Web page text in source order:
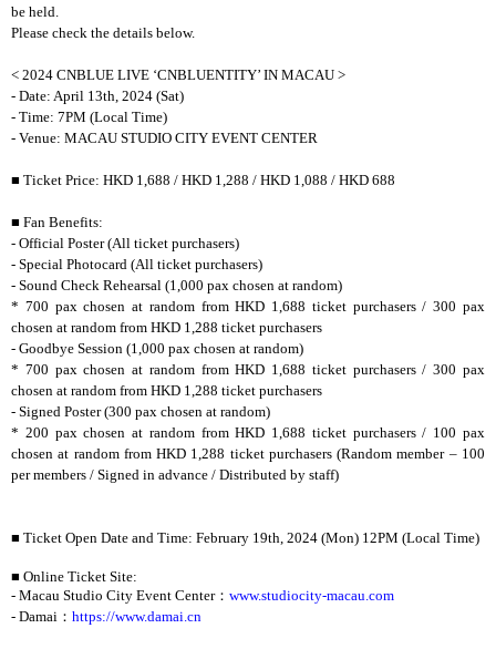
be held.
Please check the details below.
< 2024 CNBLUE LIVE ‘CNBLUENTITY’ IN MACAU >
- Date: April 13th, 2024 (Sat)
- Time: 7PM (Local Time)
- Venue: MACAU STUDIO CITY EVENT CENTER
■ Ticket Price: HKD 1,688 / HKD 1,288 / HKD 1,088 / HKD 688
■ Fan Benefits:
- Official Poster (All ticket purchasers)
- Special Photocard (All ticket purchasers)
- Sound Check Rehearsal (1,000 pax chosen at random)
* 700 pax chosen at random from HKD 1,688 ticket purchasers / 300 pax
chosen at random from HKD 1,288 ticket purchasers
- Goodbye Session (1,000 pax chosen at random)
* 700 pax chosen at random from HKD 1,688 ticket purchasers / 300 pax
chosen at random from HKD 1,288 ticket purchasers
- Signed Poster (300 pax chosen at random)
* 200 pax chosen at random from HKD 1,688 ticket purchasers / 100 pax
chosen at random from HKD 1,288 ticket purchasers (Random member – 100
per members / Signed in advance / Distributed by staff)
■ Ticket Open Date and Time: February 19th, 2024 (Mon) 12PM (Local Time)
■ Online Ticket Site:
- Macau Studio City Event Center： www.studiocity-macau.com
- Damai ： https://www.damai.cn